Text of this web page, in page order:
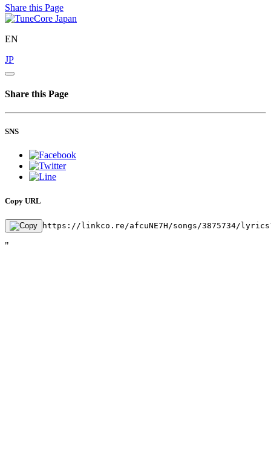
Share this Page
EN
JP
Share this Page
SNS
Copy URL
https://linkco.re/afcuNE7H/songs/3875734/
"